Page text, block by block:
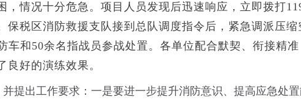
情况十分危急。项目人员发现后迅速响应，立即拨打
税区消防救援支队接到总队调度指令后，紧急调派压缩
和50余名指战员参战处置。各单位配合默契、衔接精
好的演练效果。
提出工作要求：一是要进一步提升消防意识、提高应急处